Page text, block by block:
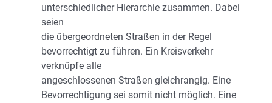
unterschiedlicher Hierarchie zusammen. Dabei
seien
die übergeordneten Straßen in der Regel
bevorrechtigt zu führen. Ein Kreisverkehr
verknüpfe alle
angeschlossenen Straßen gleichrangig. Eine
Bevorrechtigung sei somit nicht möglich. Eine